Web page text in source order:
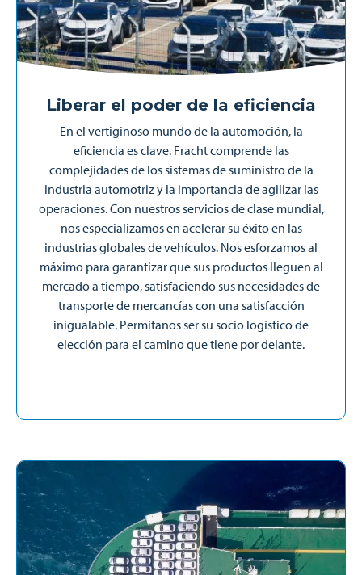
Liberar el poder de la eficiencia
En el vertiginoso mundo de la automoción, la
eficiencia es clave. Fracht comprende las
complejidades de los sistemas de suministro de la
industria automotriz y la importancia de agilizar las
operaciones. Con nuestros servicios de clase mundial,
nos especializamos en acelerar su éxito en las
industrias globales de vehículos. Nos esforzamos al
máximo para garantizar que sus productos lleguen al
mercado a tiempo, satisfaciendo sus necesidades de
transporte de mercancías con una satisfacción
inigualable. Permítanos ser su socio logístico de
elección para el camino que tiene por delante.